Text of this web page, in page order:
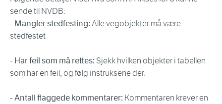
sende til NVDB:
- Mangler stedfesting:Alle vegobjekter må være
stedfestet
- Har feil som må rettes: Sjekk hvilken objekter i tabellen
som har en feil, og følg instruksene der.
- Antall flaggede kommentarer: Kommentaren krever en